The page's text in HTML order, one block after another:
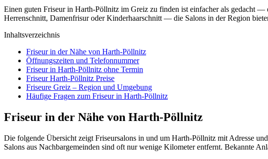
Einen guten Friseur in Harth-Pöllnitz im Greiz zu finden ist einfacher als gedacht
Herrenschnitt, Damenfrisur oder Kinderhaarschnitt — die Salons in der Region
Inhaltsverzeichnis
Friseur in der Nähe von Harth-Pöllnitz
Öffnungszeiten und Telefonnummer
Friseur in Harth-Pöllnitz ohne Termin
Friseur Harth-Pöllnitz Preise
Friseure Greiz – Region und Umgebung
Häufige Fragen zum Friseur in Harth-Pöllnitz
Friseur in der Nähe von Harth-Pöllnitz
Die folgende Übersicht zeigt Friseursalons in und um Harth-Pöllnitz mit Adresse
Salons aus Nachbargemeinden sind oft nur wenige Kilometer entfernt. Bekannte